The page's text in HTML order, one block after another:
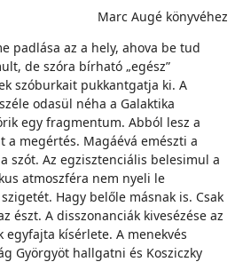
Marc Augé könyvéhez
padlása az a hely, ahova be tud
de szóra bírható „egész”
szóburkait pukkantgatja ki. A
odasül néha a Galaktika
egy fragmentum. Abból lesz a
a megértés. Magáévá emészti a
szót. Az egzisztenciális belesimul a
atmoszféra nem nyeli le
Hagy belőle másnak is. Csak
észt. A disszonanciák kivesézése az
egyfajta kísérlete. A menekvés
Györgyöt hallgatni és Kosziczky